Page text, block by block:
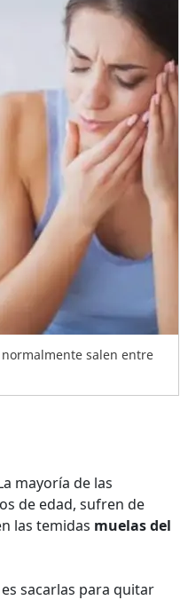
salen entre
mayoría de las
de edad, sufren de
las temidas muelas del
sacarlas para quitar